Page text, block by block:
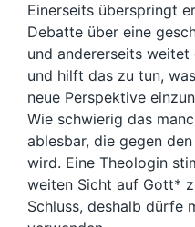
Einerseits überspringt
Debatte über eine
und andererseits
und hilft das zu tun,
neue Perspektive
Wie schwierig das
ablesbar, die gegen
wird. Eine Theologin
weiten Sicht auf Gott*
Schluss, deshalb dürfe